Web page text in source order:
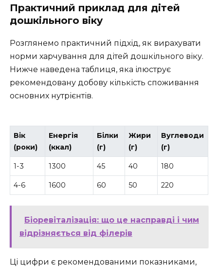
Практичний приклад для дітей
дошкільного віку
Розглянемо практичний підхід, як вирахувати
норми харчування для дітей дошкільного віку.
Нижче наведена таблиця, яка ілюструє
рекомендовану добову кількість споживання
основних нутрієнтів.
Вік
(роки)
Енергія
(ккал)
Білки
(г)
Жири
(г)
Вуглеводи
(г)
1-3 1300 45 40 180
4-6 1600 60 50 220
Біоревіталізація: що це насправді і чим
відрізняється від філерів
Ці цифри є рекомендованими показниками,